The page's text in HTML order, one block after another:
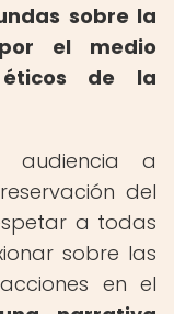
sobre la
el medio
de la
a
del
a todas
sobre las
en el